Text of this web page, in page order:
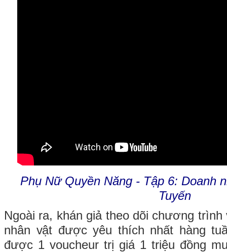
Phụ Nữ Quyền Năng - Tập 6: Doanh
Tuyến
Ngoài ra, khán giả theo dõi chương
nhân vật được yêu thích nhất hàng
được 1 voucheur trị giá 1 triệu đồng